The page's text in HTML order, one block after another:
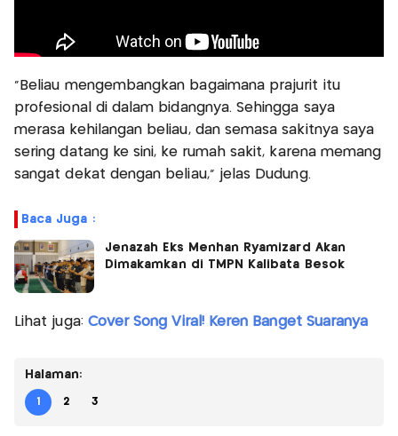
"Beliau mengembangkan bagaimana prajurit itu
profesional di dalam bidangnya. Sehingga saya
merasa kehilangan beliau, dan semasa sakitnya saya
sering datang ke sini, ke rumah sakit, karena memang
sangat dekat dengan beliau," jelas Dudung.
Baca Juga :
Jenazah Eks Menhan Ryamizard Akan
Dimakamkan di TMPN Kalibata Besok
Lihat juga: Cover Song Viral! Keren Banget Suaranya
Halaman:
1 2 3